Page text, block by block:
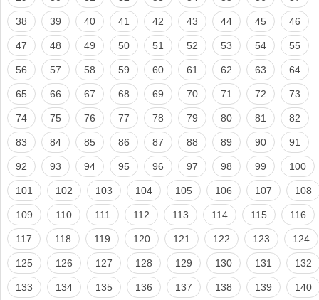
38 39 40 41 42 43 44 45 46
47 48 49 50 51 52 53 54 55
56 57 58 59 60 61 62 63 64
65 66 67 68 69 70 71 72 73
74 75 76 77 78 79 80 81 82
83 84 85 86 87 88 89 90 91
92 93 94 95 96 97 98 99 100
101 102 103 104 105 106 107 108
109 110 111 112 113 114 115 116
117 118 119 120 121 122 123 124
125 126 127 128 129 130 131 132
133 134 135 136 137 138 139 140